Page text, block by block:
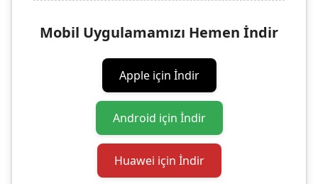
Mobil Uygulamamızı Hemen İndir
Apple için İndir
Android için İndir
Huawei için İndir